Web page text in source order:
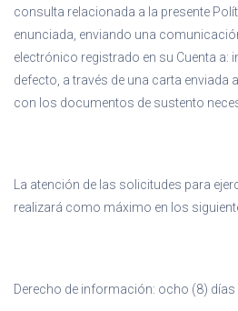
consulta relacionada a la presente
enunciada, enviando una
electrónico registrado en su Cuenta a:
defecto, a través de una carta enviada
con los documentos de sustento
La atención de las solicitudes para
realizará como máximo en los
Derecho de información: ocho (8) días